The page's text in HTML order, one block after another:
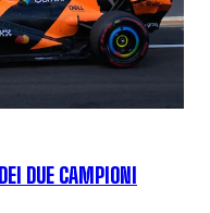
DUE CAMPIONI